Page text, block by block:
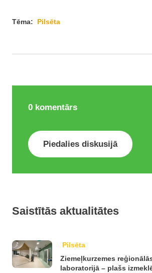
Tēma: Pilsēta
0 komentārs
Piedalies diskusijā
Saistītās aktualitātes
Pilsēta
Ziemeļkurzemes
laboratorijā – plašs